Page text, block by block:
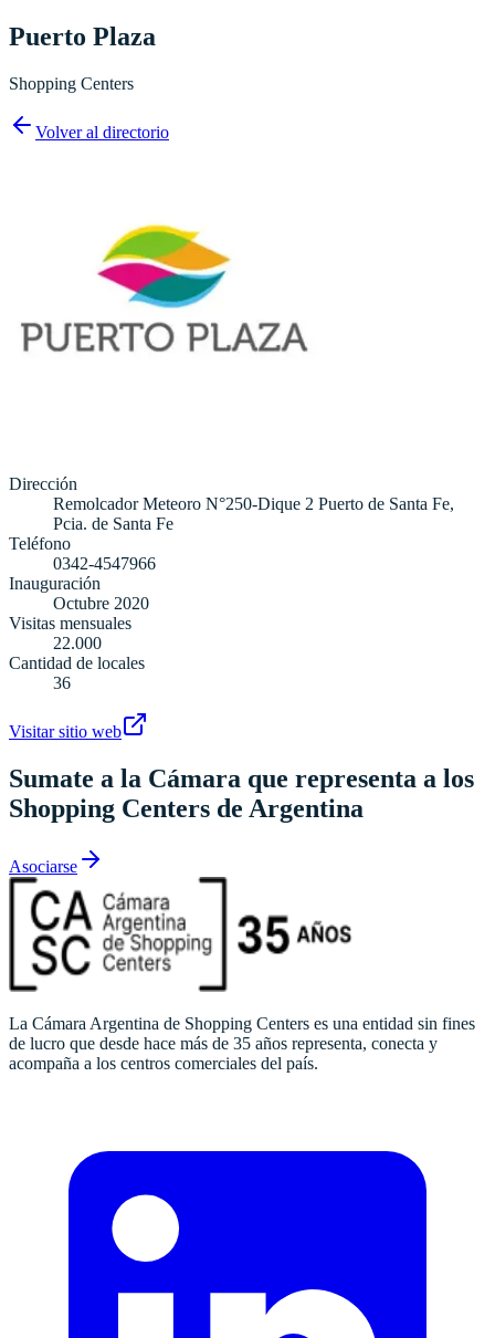
Puerto Plaza
Shopping Centers
Volver al directorio
Dirección
Remolcador Meteoro N°250-Dique 2 Puerto de Santa Fe,
Pcia. de Santa Fe
Teléfono
0342-4547966
Inauguración
Octubre 2020
Visitas mensuales
22.000
Cantidad de locales
36
Visitar sitio web
Sumate a la Cámara que representa a los
Shopping Centers de Argentina
Asociarse
La Cámara Argentina de Shopping Centers es una entidad sin fines
de lucro que desde hace más de 35 años representa, conecta y
acompaña a los centros comerciales del país.